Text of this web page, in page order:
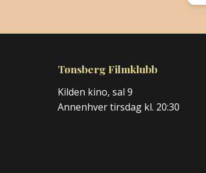
Tønsberg Filmklubb
Kilden kino, sal 9
Annenhver tirsdag kl. 20:30